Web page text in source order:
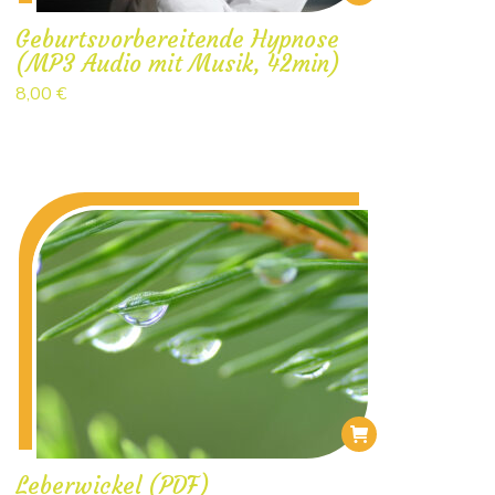
Geburtsvorbereitende Hypnose
(MP3 Audio mit Musik, 42min)
8,00€
Leberwickel (PDF)